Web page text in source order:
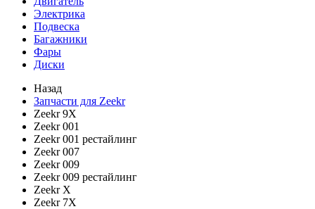
Электрика
Подвеска
Багажники
Фары
Диски
Назад
Запчасти для Zeekr
Zeekr 9X
Zeekr 001
Zeekr 001 рестайлинг
Zeekr 007
Zeekr 009
Zeekr 009 рестайлинг
Zeekr X
Zeekr 7X